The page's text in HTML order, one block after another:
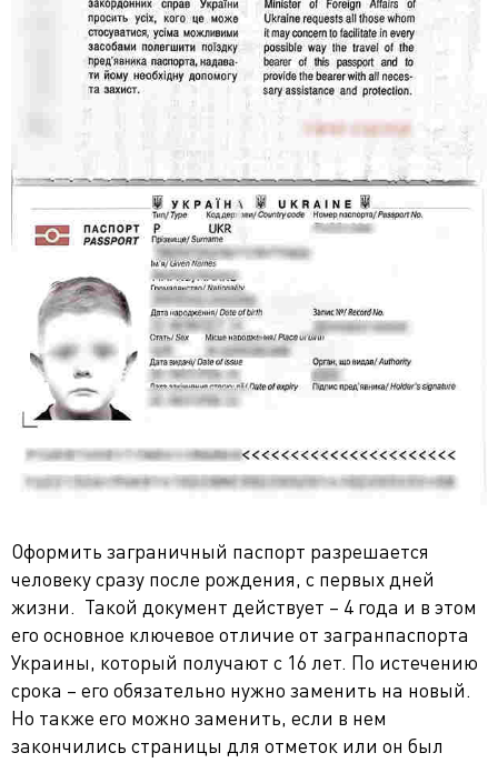
Оформить заграничный паспорт разрешается
человеку сразу после рождения, с первых дней
жизни. Такой документ действует – 4 года и в этом
его основное ключевое отличие от загранпаспорта
Украины, который получают с 16 лет. По истечению
срока – его обязательно нужно заменить на новый.
Но также его можно заменить, если в нем
закончились страницы для отметок или он был